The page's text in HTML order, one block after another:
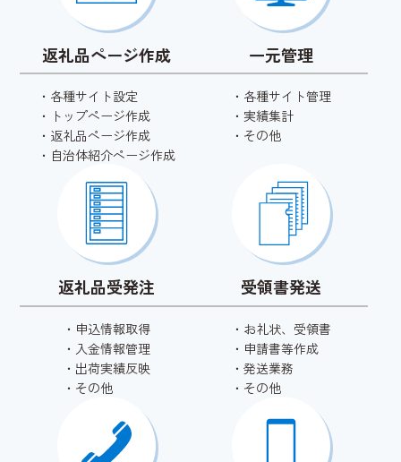
返礼品ページ作成
・ 各種サイト設定
・ トップページ作成
・ 返礼品ページ作成
・ 自治体紹介ページ作成
一元管理
・ 各種サイト管理
・ 実績集計
・ その他
返礼品受発注
・ 申込情報取得
・ 入金情報管理
・ 出荷実績反映
・ その他
受領書発送
・ お礼状、受領書
・ 申請書等作成
・ 発送業務
・ その他